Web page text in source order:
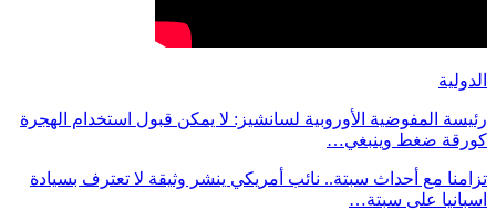
الدولية
رئيسة المفوضية الأوروبية لسانشيز: لا يمكن قبول استخدام الهجرة
كورقة ضغط وينبغي…
تزامنا مع أحداث سبتة.. نائب أمريكي ينشر وثيقة لا تعترف بسيادة
اسبانيا على سبتة…